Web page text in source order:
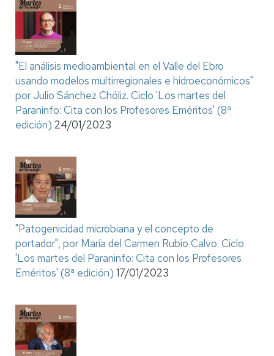
"El análisis medioambiental en el Valle del Ebro
usando modelos multirregionales e hidroeconómicos"
por Julio Sánchez Chóliz. Ciclo 'Los martes del
Paraninfo: Cita con los Profesores Eméritos' (8ª
edición) 24/01/2023
"Patogenicidad microbiana y el concepto de
portador", por María del Carmen Rubio Calvo. Ciclo
'Los martes del Paraninfo: Cita con los Profesores
Eméritos' (8ª edición) 17/01/2023